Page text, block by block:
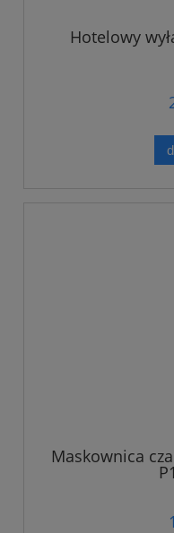
Hotelowy
Maskownica